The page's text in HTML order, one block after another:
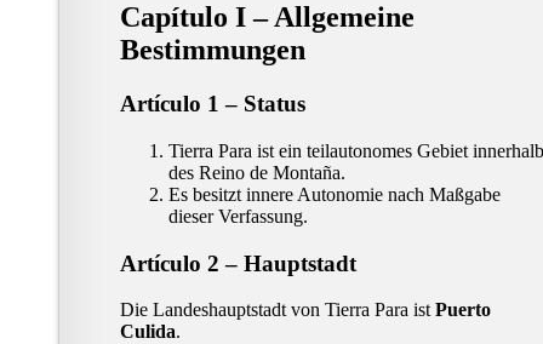
Capítulo I – Allgemeine
Bestimmungen
Artículo 1 – Status
Tierra Para ist ein teilautonomes Gebiet innerhalb
des Reino de Montaña.
Es besitzt innere Autonomie nach Maßgabe
dieser Verfassung.
Artículo 2 – Hauptstadt
Die Landeshauptstadt von Tierra Para ist Puerto
Culida.